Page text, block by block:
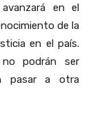
en el
de la
en el país.
podrán ser
pasar a otra